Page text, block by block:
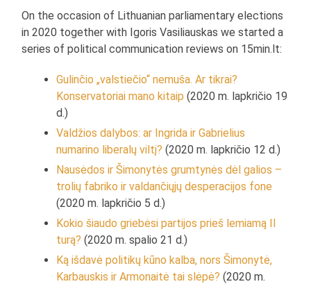
On the occasion of Lithuanian parliamentary elections
in 2020 together with Igoris Vasiliauskas we started a
series of political communication reviews on 15min.lt:
Gulinčio „valstiečio“ nemuša. Ar tikrai?
Konservatoriai mano kitaip (2020 m. lapkričio 19
d.)
Valdžios dalybos: ar Ingrida ir Gabrielius
numarino liberalų viltį? (2020 m. lapkričio 12 d.)
Nausėdos ir Šimonytės grumtynės dėl galios –
trolių fabriko ir valdančiųjų desperacijos fone
(2020 m. lapkričio 5 d.)
Kokio šiaudo griebėsi partijos prieš lemiamą II
turą? (2020 m. spalio 21 d.)
Ką išdavė politikų kūno kalba, nors Šimonytė,
Karbauskis ir Armonaitė tai slėpė? (2020 m.